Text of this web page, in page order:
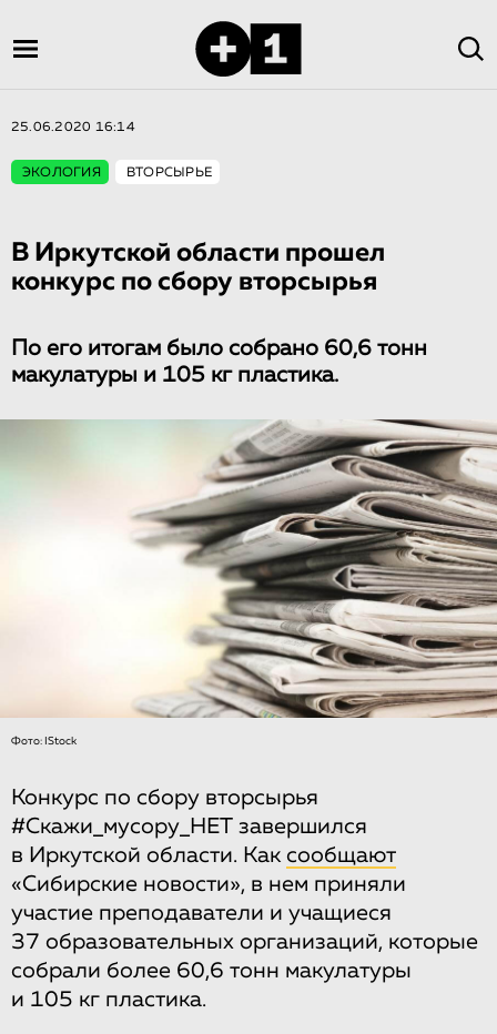
25.06.2020 16:14
ЭКОЛОГИЯ ВТОРСЫРЬЕ
В Иркутской области прошел
конкурс по сбору вторсырья
По его итогам было собрано 60,6 тонн
макулатуры и 105 кг пластика.
Фото: IStock
Конкурс по сбору вторсырья
#Скажи_мусору_НЕТ завершился
в Иркутской области. Как сообщают
«Сибирские новости», в нем приняли
участие преподаватели и учащиеся
37 образовательных организаций, которые
собрали более 60,6 тонн макулатуры
и 105 кг пластика.